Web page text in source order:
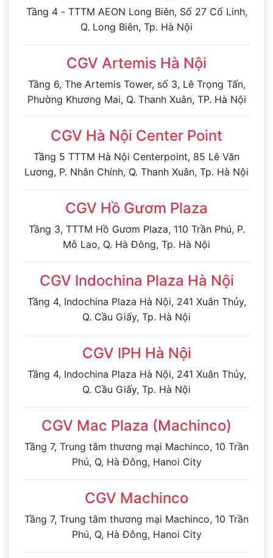
Tầng 4 - TTTM AEON Long Biên, Số 27 Cổ Linh,
Q. Long Biên, Tp. Hà Nội
CGV Artemis Hà Nội
Tầng 6, The Artemis Tower, số 3, Lê Trọng Tấn,
Phường Khương Mai, Q. Thanh Xuân, TP. Hà Nội
CGV Hà Nội Center Point
Tầng 5 TTTM Hà Nội Centerpoint, 85 Lê Văn
Lương, P. Nhân Chính, Q. Thanh Xuân, Tp. Hà Nội
CGV Hồ Gươm Plaza
Tầng 3, TTTM Hồ Gươm Plaza, 110 Trần Phú, P.
Mỗ Lao, Q. Hà Đông, Tp. Hà Nội
CGV Indochina Plaza Hà Nội
Tầng 4, Indochina Plaza Hà Nội, 241 Xuân Thủy,
Q. Cầu Giấy, Tp. Hà Nội
CGV IPH Hà Nội
Tầng 4, Indochina Plaza Hà Nội, 241 Xuân Thủy,
Q. Cầu Giấy, Tp. Hà Nội
CGV Mac Plaza (Machinco)
Tầng 7, Trung tâm thương mại Machinco, 10 Trần
Phú, Q, Hà Đông, Hanoi City
CGV Machinco
Tầng 7, Trung tâm thương mại Machinco, 10 Trần
Phú, Q, Hà Đông, Hanoi City